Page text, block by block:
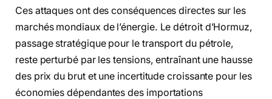
Ces attaques ont des conséquences directes sur les
marchés mondiaux de l’énergie. Le détroit d’Hormuz,
passage stratégique pour le transport du pétrole,
reste perturbé par les tensions, entraînant une hausse
des prix du brut et une incertitude croissante pour les
économies dépendantes des importations